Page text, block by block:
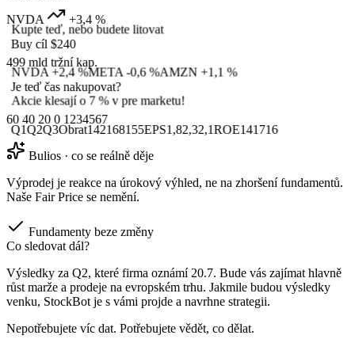
NVDA
+3,4 %
Kupte teď, nebo budete litovat
Buy cíl $240
499 mld tržní kap.
NVDA +2,4 %META -0,6 %AMZN +1,1 %
Je teď čas nakupovat?
Akcie klesají o 7 % v pre marketu!
60 40 20 0 1234567
Q1Q2Q3Obrat142168155EPS1,82,32,1ROE141716
Bulios · co se reálně děje
Výprodej je reakce na úrokový výhled, ne na zhoršení fundamentů.
Naše Fair Price se nemění.
Fundamenty beze změny
Co sledovat dál?
Výsledky za Q2, které firma oznámí 20.7. Bude vás zajímat hlavně
růst marže a prodeje na evropském trhu. Jakmile budou výsledky
venku, StockBot je s vámi projde a navrhne strategii.
Nepotřebujete víc dat. Potřebujete vědět, co dělat.